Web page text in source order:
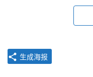
生成海报